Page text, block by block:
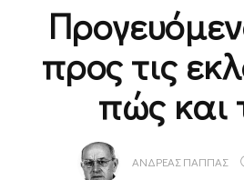
προς τις
πώς και
ΑΝΔΡΈΑΣ ΠΑΠΠΆΣ